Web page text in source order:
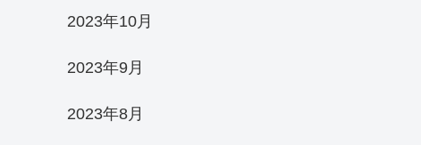
2023年10月
2023年9月
2023年8月